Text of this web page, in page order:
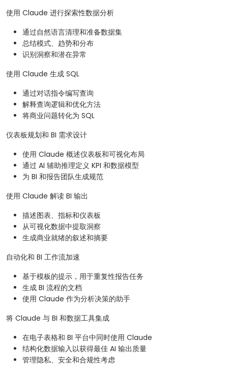
使用 Claude 进行探索性数据分析
通过自然语言清理和准备数据集
总结模式、趋势和分布
识别洞察和潜在异常
使用 Claude 生成 SQL
通过对话指令编写查询
解释查询逻辑和优化方法
将商业问题转化为 SQL
仪表板规划和 BI 需求设计
使用 Claude 概述仪表板和可视化布局
通过 AI 辅助推理定义 KPI 和数据模型
为 BI 和报告团队生成规范
使用 Claude 解读 BI 输出
描述图表、指标和仪表板
从可视化数据中提取洞察
生成商业就绪的叙述和摘要
自动化和 BI 工作流加速
基于模板的提示，用于重复性报告任务
生成 BI 流程的文档
使用 Claude 作为分析决策的助手
将 Claude 与 BI 和数据工具集成
在电子表格和 BI 平台中同时使用 Claude
结构化数据输入以获得最佳 AI 输出质量
管理隐私、安全和合规性考虑